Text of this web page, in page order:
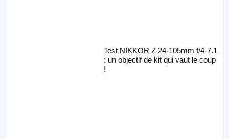
Test NIKKOR Z 24-105mm f/4-7.1
: un objectif de kit qui vaut le coup
!